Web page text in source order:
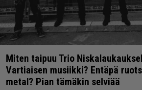
Miten taipuu Trio
Vartiaisen musiikki? Entäpä
metal? Pian tämäkin selviää